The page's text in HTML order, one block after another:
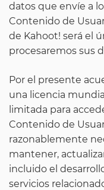
datos que envíe a
Contenido de
de Kahoot! será el
procesaremos sus
Por el presente
una licencia
limitada para
Contenido de
razonablemente
mantener,
incluido el
servicios